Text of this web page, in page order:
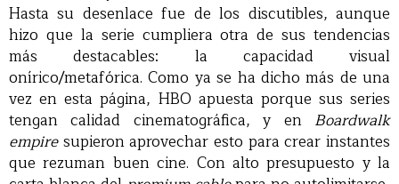
Hasta su desenlace fue de los discutibles, aunque
hizo que la serie cumpliera otra de sus tendencias
más destacables: la capacidad visual
onírico/metafórica. Como ya se ha dicho más de una
vez en esta página, HBO apuesta porque sus series
tengan calidad cinematográfica, y en Boardwalk
empiresupieron aprovechar esto para crear instantes
que rezuman buen cine. Con alto presupuesto y la